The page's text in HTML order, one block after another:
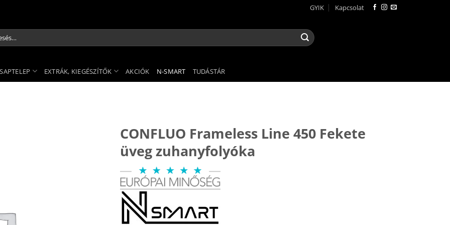
GYIK Kapcsolat
EXTRÁK, KIEGÉSZÍTŐK AKCIÓK N-SMART TUDÁSTÁR
CONFLUO Frameless Line 450 Fekete
üveg zuhanyfolyóka